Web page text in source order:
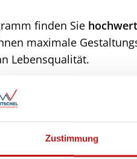
Zustimmung
finden Sie
maximale
Lebensqualität.